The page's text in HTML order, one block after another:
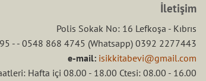
İletişim
Polis Sokak No: 16 Lefkoşa - Kıbrıs
- - 0548 868 4745 (Whatsapp) 0392 2277443
e-mail: isikkitabevi@gmail.com
Hafta içi 08.00 - 18.00 Ctesi: 08.00 - 16.00